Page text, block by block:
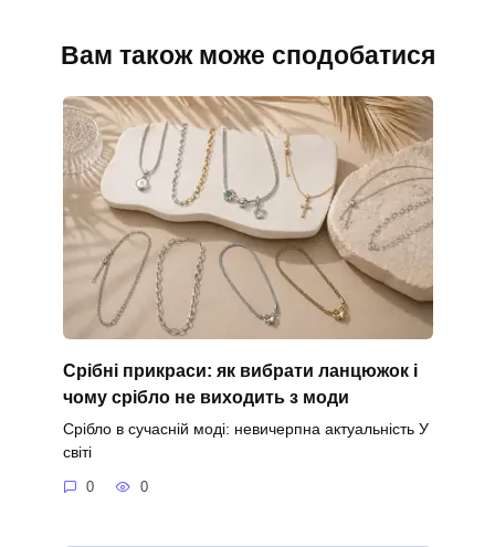
Вам також може сподобатися
Срібні прикраси: як вибрати ланцюжок і
чому срібло не виходить з моди
Срібло в сучасній моді: невичерпна актуальність У
світі
0 0